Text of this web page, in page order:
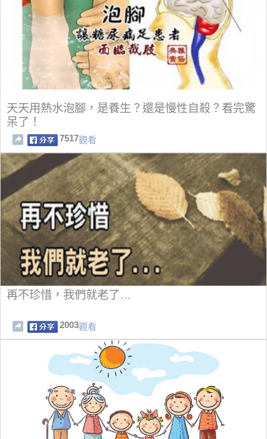
天天用熱水泡腳，是養生？還是慢性自殺？看完驚
呆了！
7517觀看
再不珍惜，我們就老了…
2003觀看